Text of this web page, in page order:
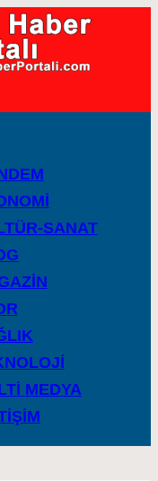
SANAT
MEDYA